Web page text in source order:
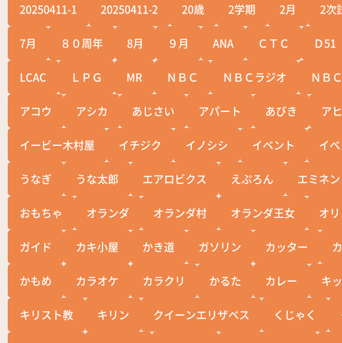
20250411-1 20250411-2 20歳 2学期 2月 2次
7月 ８０周年 8月 ９月 ANA ＣＴＣ Ｄ51
LCAC ＬＰＧ MR ＮＢＣ ＮＢＣラジオ ＮＢ
アコウ アシカ あじさい アパート あびき ア
イービー木村屋 イチジク イノシシ イベント イ
うなぎ うな太郎 エアロビクス えぷろん エミネ
おもちゃ オランダ オランダ村 オランダ王女 オ
ガイド カキ小屋 かき道 ガソリン カッター
かもめ カラオケ カラクリ かるた カレー キ
キリスト教 キリン クイーンエリザベス くじゃく